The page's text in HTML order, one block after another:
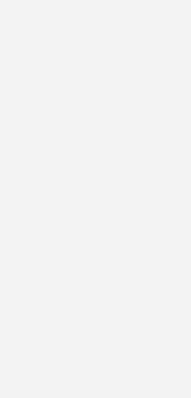
zur besseren
sondern er kann über
Hauseinspeisung
einen länger
„Ich kenne
die für solche
hat“, betonte der
Per Kurbel kann
ausgefahren werden.
auf LED
für die Unterbringung
Die Anhängerkupplung
Fahrzeuge passt und
ist. Die
der Unterlinder
Stellvertreter Jens
die offizielle